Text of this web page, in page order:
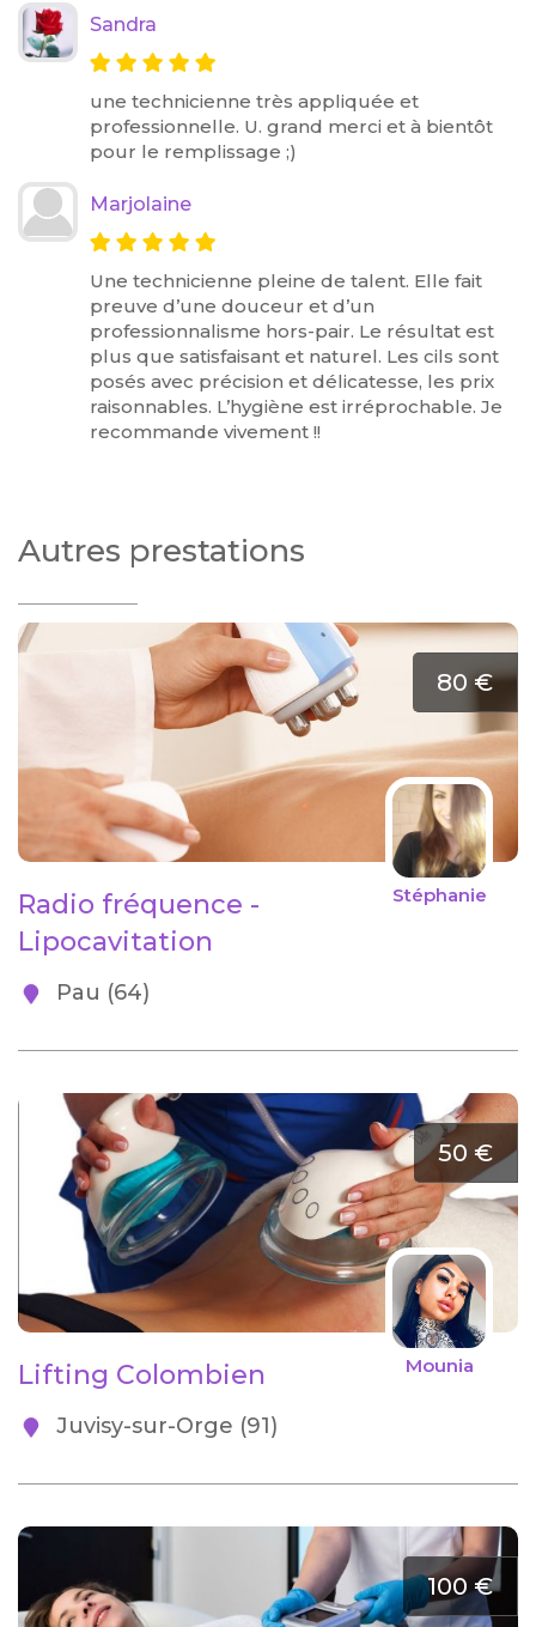
Sandra
une technicienne très appliquée et
professionnelle. U. grand merci et à bientôt
pour le remplissage ;)
Marjolaine
Une technicienne pleine de talent. Elle fait
preuve d’une douceur et d’un
professionnalisme hors-pair. Le résultat est
plus que satisfaisant et naturel. Les cils sont
posés avec précision et délicatesse, les prix
raisonnables. L’hygiène est irréprochable. Je
recommande vivement !!
Autres prestations
80 €
Stéphanie
Radio fréquence -
Lipocavitation
Pau (64)
50 €
Mounia
Lifting Colombien
Juvisy-sur-Orge (91)
100 €